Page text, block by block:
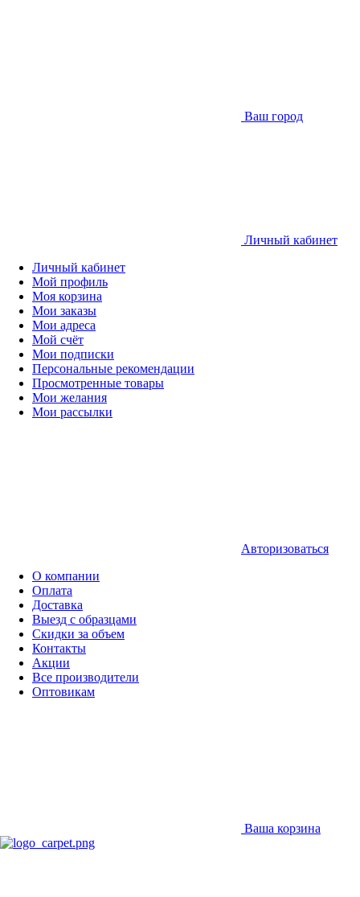
Ваш город
Личный кабинет
Личный кабинет
Мой профиль
Моя корзина
Мои заказы
Мои адреса
Мой счёт
Мои подписки
Персональные рекомендации
Просмотренные товары
Мои желания
Мои рассылки
Авторизоваться
О компании
Оплата
Доставка
Выезд с образцами
Скидки за объем
Контакты
Акции
Все производители
Оптовикам
Ваша корзина